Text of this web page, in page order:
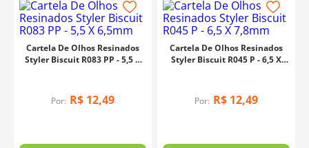
Cartela De Olhos Resinados
Styler Biscuit R083 PP - 5,5 X
Por: R$ 12,49
Cartela De Olhos Resinados
Styler Biscuit R045 P - 6,5 X
Por: R$ 12,49